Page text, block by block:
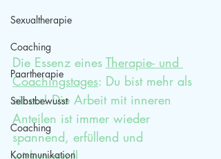
Sexualtherapie
Coaching
Paartherapie
Selbstbewusst
Coaching
Kommunikation
Die Essenz eines Therapie- und
Coachingstages: Du bist mehr als
eine:r! Die Arbeit mit inneren
Anteilen ist immer wieder
spannend, erfüllend und
wirkungsvoll.